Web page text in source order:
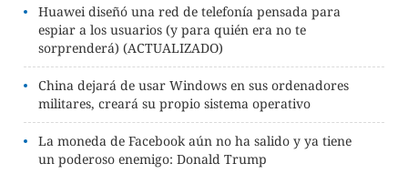
Huawei diseñó una red de telefonía pensada para
espiar a los usuarios (y para quién era no te
sorprenderá) (ACTUALIZADO)
China dejará de usar Windows en sus ordenadores
militares, creará su propio sistema operativo
La moneda de Facebook aún no ha salido y ya tiene
un poderoso enemigo: Donald Trump